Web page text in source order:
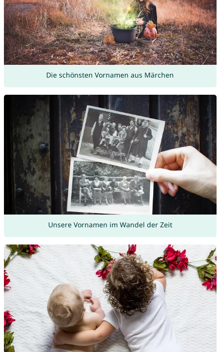
Die schönsten Vornamen aus Märchen
Unsere Vornamen im Wandel der Zeit